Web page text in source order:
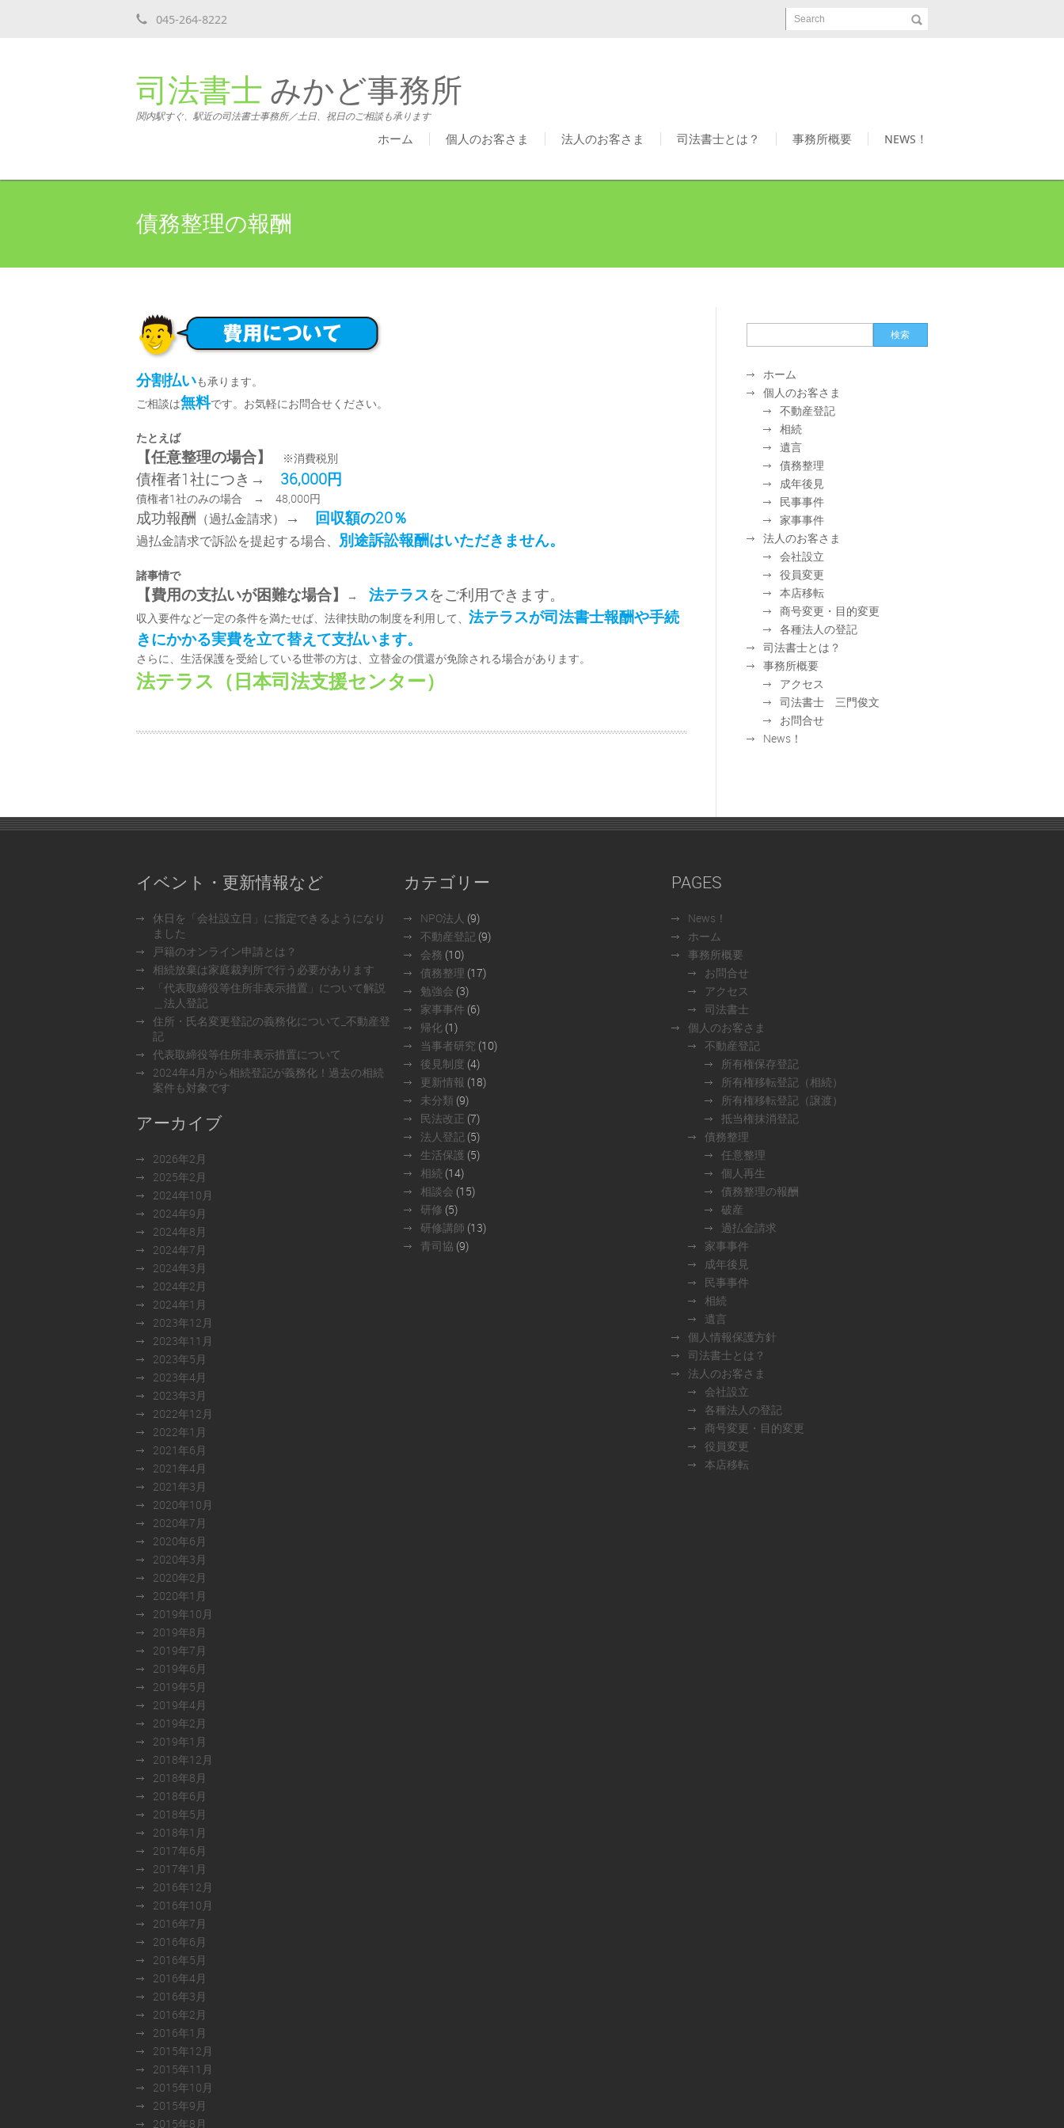
045-264-8222 Search
司法書士 みかど事務所
関内駅すぐ、駅近の司法書士事務所／土日、祝日のご相談も承ります
ホーム 個人のお客さま 法人のお客さま 司法書士とは？ 事務所概要 NEWS！
債務整理の報酬
分割払いも承ります。
ご相談は無料です。お気軽にお問合せください。
たとえば
【任意整理の場合】 ※消費税別
債権者1社につき→ 36,000円
債権者1社のみの場合 → 48,000円
成功報酬 （過払金請求） → 回収額の20％
過払金請求で訴訟を提起する場合、 別途訴訟報酬はいただきません。
諸事情で
【費用の支払いが困難な場合】 → 法テラスをご利用できます。
収入要件など一定の条件を満たせば、法律扶助の制度を利用して、 法テラスが司法書士報酬や手続
きにかかる実費を立て替えて支払います。
さらに、生活保護を受給している世帯の方は、立替金の償還が免除される場合があります。
法テラス（日本司法支援センター）
ホーム
個人のお客さま
不動産登記
相続
遺言
債務整理
成年後見
民事事件
家事事件
法人のお客さま
会社設立
役員変更
本店移転
商号変更・目的変更
各種法人の登記
司法書士とは？
事務所概要
アクセス
司法書士 三門俊文
お問合せ
News！
イベント・更新情報など
休日を「会社設立日」に指定できるようになり
ました
戸籍のオンライン申請とは？
相続放棄は家庭裁判所で行う必要があります
「代表取締役等住所非表示措置」について解説
＿法人登記
住所・氏名変更登記の義務化について_不動産登
記
代表取締役等住所非表示措置について
2024年4月から相続登記が義務化！過去の相続
案件も対象です
アーカイブ
2026年2月
2025年2月
2024年10月
2024年9月
2024年8月
2024年7月
2024年3月
2024年2月
2024年1月
2023年12月
2023年11月
2023年5月
2023年4月
2023年3月
2022年12月
2022年1月
2021年6月
2021年4月
2021年3月
2020年10月
2020年7月
2020年6月
2020年3月
2020年2月
2020年1月
2019年10月
2019年8月
2019年7月
2019年6月
2019年5月
2019年4月
2019年2月
2019年1月
2018年12月
2018年8月
2018年6月
2018年5月
2018年1月
2017年6月
2017年1月
2016年12月
2016年10月
2016年7月
2016年6月
2016年5月
2016年4月
2016年3月
2016年2月
2016年1月
2015年12月
2015年11月
2015年10月
2015年9月
2015年8月
カテゴリー
NPO法人 (9)
不動産登記 (9)
会務 (10)
債務整理 (17)
勉強会 (3)
家事事件 (6)
帰化 (1)
当事者研究 (10)
後見制度 (4)
更新情報 (18)
未分類 (9)
民法改正 (7)
法人登記 (5)
生活保護 (5)
相続 (14)
相談会 (15)
研修 (5)
研修講師 (13)
青司協 (9)
PAGES
News！
ホーム
事務所概要
お問合せ
アクセス
司法書士
個人のお客さま
不動産登記
所有権保存登記
所有権移転登記（相続）
所有権移転登記（譲渡）
抵当権抹消登記
債務整理
任意整理
個人再生
債務整理の報酬
破産
過払金請求
家事事件
成年後見
民事事件
相続
遺言
個人情報保護方針
司法書士とは？
法人のお客さま
会社設立
各種法人の登記
商号変更・目的変更
役員変更
本店移転